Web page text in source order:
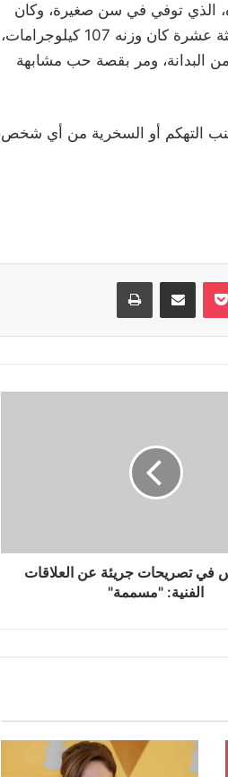
الذي توفي في سن صغيرة، وكان
مثل كل عائلة قمر، يمتاز بالبدانة، وكان هو أيضا كذلك، ففي سن الثالثة عشرة كان وزنه 107 كيلوجرامات،
البدانة، ومر بقصة حب مشابهة
التهكم أو السخرية من أي شخص
‫Pocket مشاركة عبر البريد طباعة
في تصريحات جريئة عن العلاقات
الفنية: "مسممة"